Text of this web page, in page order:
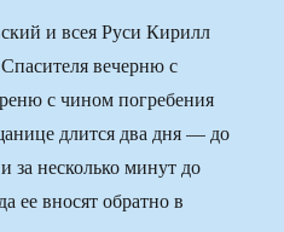
и всея Руси Кирилл
вечерню с
с чином погребения
длится два дня — до
за несколько минут до
ее вносят обратно в